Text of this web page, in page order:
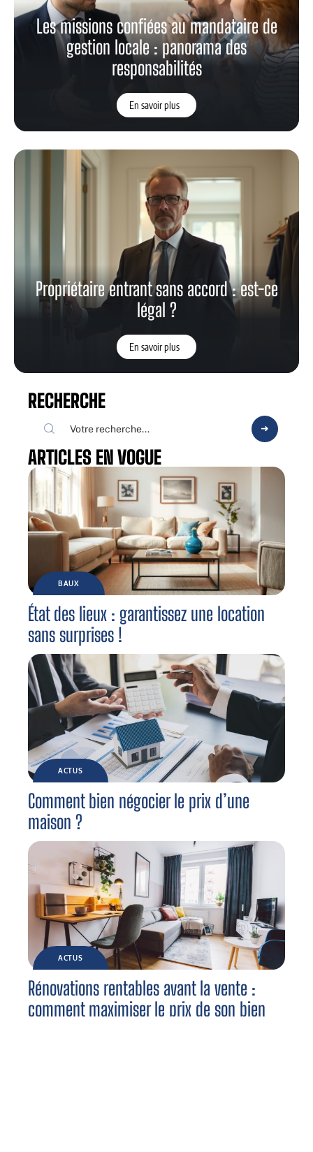
Les missions confiées au mandataire de
gestion locale : panorama des
responsabilités
En savoir plus
Propriétaire entrant sans accord : est-ce
légal ?
En savoir plus
RECHERCHE
ARTICLES EN VOGUE
BAUX
État des lieux : garantissez une location
sans surprises !
ACTUS
Comment bien négocier le prix d’une
maison ?
ACTUS
Rénovations rentables avant la vente :
comment maximiser le prix de son bien